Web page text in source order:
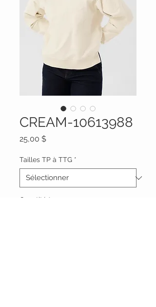
CREAM-10613988
25,00 $Prix
Tailles TP à TTG *
Quantité *